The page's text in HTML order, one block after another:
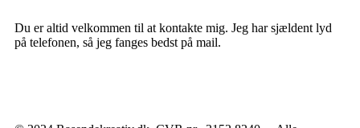
Du er altid velkommen til at kontakte mig. Jeg har sjældent lyd
på telefonen, så jeg fanges bedst på mail.